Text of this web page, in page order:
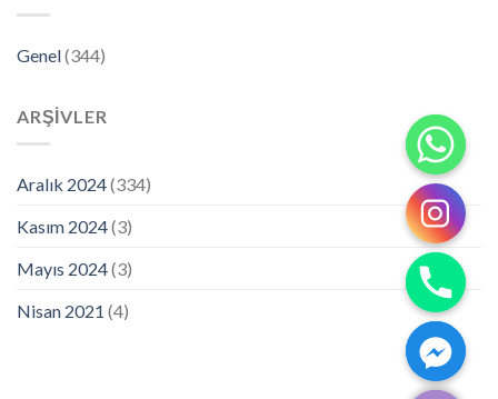
Genel(344)
ARŞIVLER
Aralık 2024(334)
Kasım 2024(3)
Mayıs 2024(3)
Nisan 2021 (4)
HIDE
CHATY